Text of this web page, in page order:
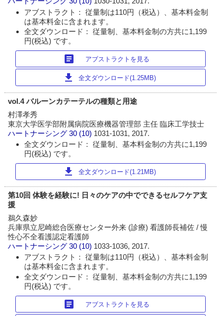
アブストラクト： 従量制は110円（税込）、基本料金制
は基本料金に含まれます。
全文ダウンロード： 従量制、基本料金制の方共に1,199
円(税込) です。
article アブストラクトを見る
download 全文ダウンロード(1.25MB)
vol.4 バルーンカテーテルの種類と用途
村澤孝秀
東京大学医学部附属病院医療機器管理部 主任 臨床工学技士
ハートナーシング 30 (10) 1031-1031, 2017.
全文ダウンロード： 従量制、基本料金制の方共に1,199
円(税込) です。
download 全文ダウンロード(1.21MB)
第10回 体験を経験に! 日々のケアの中でできるセルフケア支
援
鵜久森妙
兵庫県立尼崎総合医療センター外来 (診療) 看護師長補佐 / 慢
性心不全看護認定看護師
ハートナーシング 30 (10) 1033-1036, 2017.
アブストラクト： 従量制は110円（税込）、基本料金制
は基本料金に含まれます。
全文ダウンロード： 従量制、基本料金制の方共に1,199
円(税込) です。
article アブストラクトを見る